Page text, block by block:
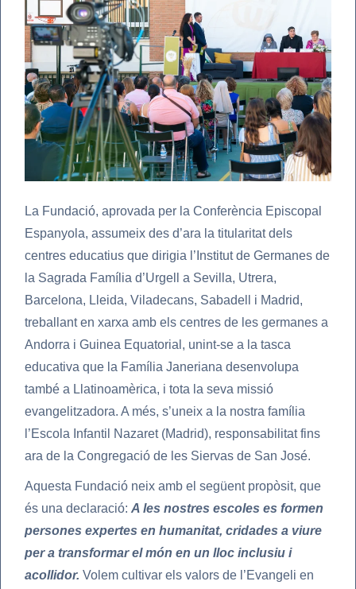
La Fundació, aprovada per la Conferència Episcopal
Espanyola, assumeix des d’ara la titularitat dels
centres educatius que dirigia l’Institut de Germanes de
la Sagrada Família d’Urgell a Sevilla, Utrera,
Barcelona, Lleida, Viladecans, Sabadell i Madrid,
treballant en xarxa amb els centres de les germanes a
Andorra i Guinea Equatorial, unint-se a la tasca
educativa que la Família Janeriana desenvolupa
també a Llatinoamèrica, i tota la seva missió
evangelitzadora. A més, s’uneix a la nostra família
l’Escola Infantil Nazaret (Madrid), responsabilitat fins
ara de la Congregació de les Siervas de San José.
Aquesta Fundació neix amb el següent propòsit, que
és una declaració: A les nostres escoles es formen
persones expertes en humanitat, cridades a viure
per a transformar el món en un lloc inclusiu i
acollidor. Volem cultivar els valors de l’Evangeli en